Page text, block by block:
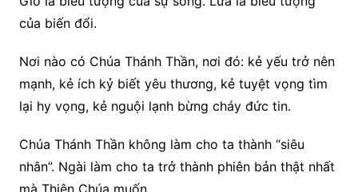
của biến đổi.
Nơi nào có Chúa Thánh Thần, nơi đó: kẻ yếu trở nên
mạnh, kẻ ích kỷ biết yêu thương, kẻ tuyệt vọng tìm
lại hy vọng, kẻ nguội lạnh bừng cháy đức tin.
Chúa Thánh Thần không làm cho ta thành “siêu
nhân”. Ngài làm cho ta trở thành phiên bản thật nhất